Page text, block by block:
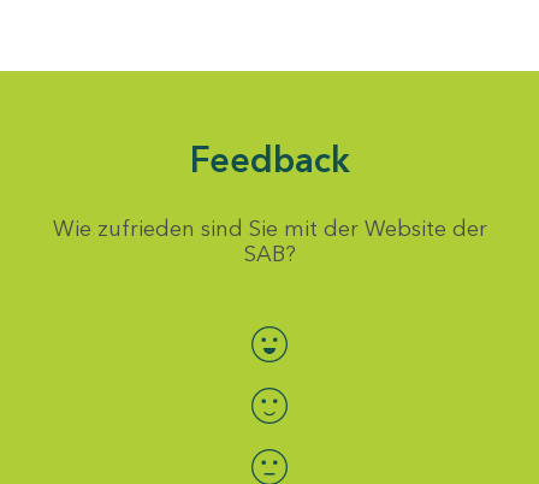
Feedback
Wie zufrieden sind Sie mit der Website der
SAB?
Bewertung auswählen